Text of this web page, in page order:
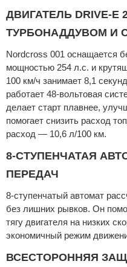
ДВИГАТЕЛЬ DRIVE-E
ТУРБОНАДДУВОМ И
Nordcross 001 оснащается
мощностью 254 л.с. и
100 км/ч занимает 8,1
работает 48-вольтовая
делает старт плавнее,
помогает снизить расход
расход — 10,6 л/100 км.
8-СТУПЕНЧАТАЯ
ПЕРЕДАЧ
8-ступенчатый автомат
без лишних рывков. Он
тягу двигателя на низких
экономичный режим
ВСЕСТОРОННЯЯ